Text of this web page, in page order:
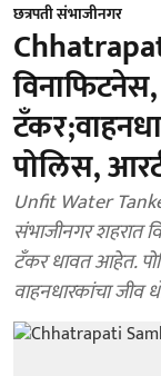
छत्रपती संभाजीनगर
पोलिस,
Unfit Water
संभाजीनगर शहरात
टॅंकर धावत आहेत.
वाहनधारकांचा जीव